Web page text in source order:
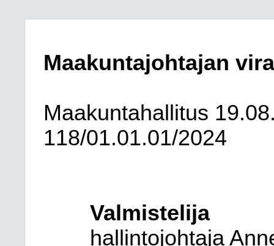
Maakuntajohtajan
Maakuntahallitus
118/01.01.01/2024
Valmistelija
hallintojohtaja